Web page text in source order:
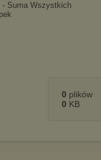
- Suma Wszystkich
0 plików
0 KB